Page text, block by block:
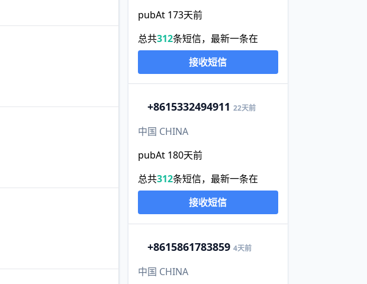
pubAt 173天前
总共312条短信，最新一条在
接收短信
+8615332494911 22天前
中国 CHINA
pubAt 180天前
总共312条短信，最新一条在
接收短信
+8615861783859 4天前
中国 CHINA